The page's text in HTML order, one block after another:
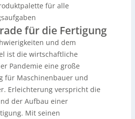
für alle
für die Fertigung
und dem
ist die wirtschaftliche
Pandemie eine große
für Maschinenbauer und
Erleichterung verspricht die
der Aufbau einer
Mit seinen